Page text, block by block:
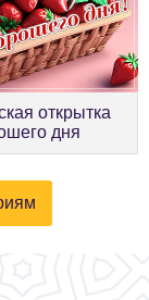
открытка
дня